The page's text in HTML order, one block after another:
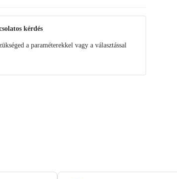
kérdés
a paraméterekkel vagy a választással